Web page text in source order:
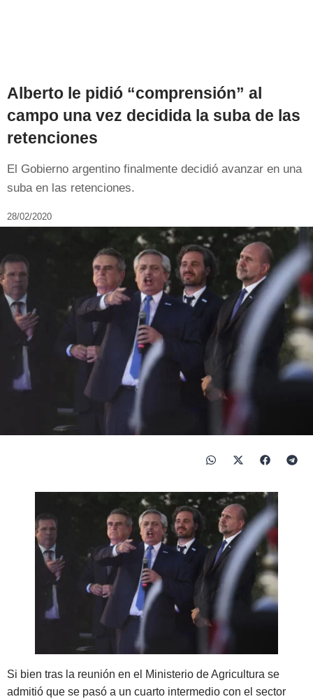
Alberto le pidió “comprensión” al
campo una vez decidida la suba de las
retenciones
El Gobierno argentino finalmente decidió avanzar en una
suba en las retenciones.
28/02/2020
Si bien tras la reunión en el Ministerio de Agricultura se
admitió que se pasó a un cuarto intermedio con el sector